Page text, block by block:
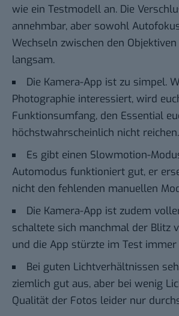
wie ein Testmodell an. Die
annehmbar, aber sowohl
Wechseln zwischen den
langsam.
Die Kamera-App ist zu simpel.
Photographie interessiert, wird
Funktionsumfang, den Essential
höchstwahrscheinlich nicht reichen.
Es gibt einen Slowmotion-
Automodus funktioniert gut, er
nicht den fehlenden manuellen
Die Kamera-App ist zudem
schaltete sich manchmal der Blitz
und die App stürzte im Test immer
Bei guten Lichtverhältnissen
ziemlich gut aus, aber bei wenig
Qualität der Fotos leider nur